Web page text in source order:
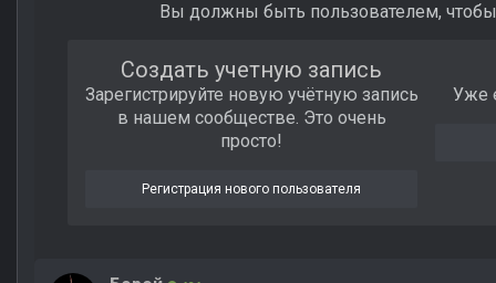
Вы должны быть пользователем,
Создать учетную запись
Зарегистрируйте новую учётную запись
в нашем сообществе. Это очень
просто!
Регистрация нового пользователя
Уже